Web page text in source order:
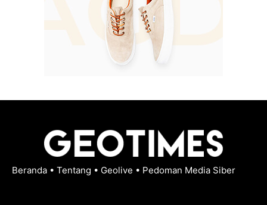
Beranda • Tentang • Geolive • Pedoman Media Siber